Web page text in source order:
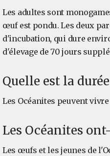
Les adultes sont
œuf est pondu. Les deux
d'incubation, qui dure
d'élevage de 70 jours
Quelle est la
Les Océanites peuvent
Les Océanites
Les œufs et les jeunes de